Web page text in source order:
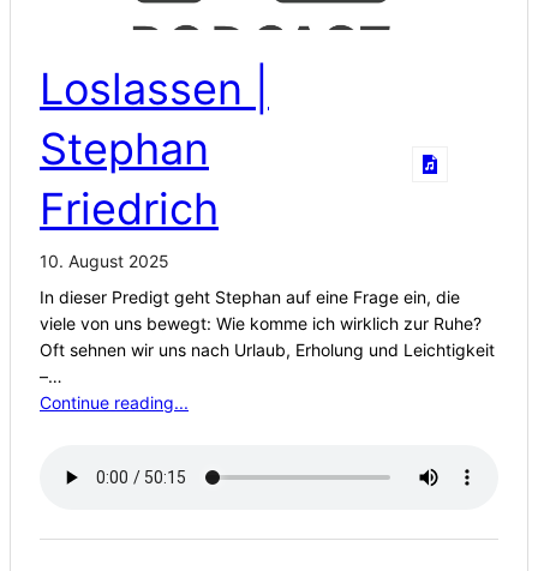
Loslassen |
Stephan
Friedrich
10. August 2025
In dieser Predigt geht Stephan auf eine Frage ein, die
viele von uns bewegt: Wie komme ich wirklich zur Ruhe?
Oft sehnen wir uns nach Urlaub, Erholung und Leichtigkeit
–…
Continue reading...